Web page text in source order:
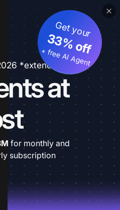
*extended
at
Get your
33% off
+ free AI Agent
for monthly and
subscription